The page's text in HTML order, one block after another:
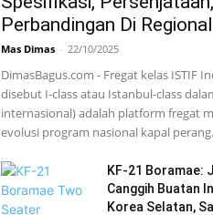
Perbandingan Di Regional
Mas Dimas - 22/10/2025
DimasBagus.com - Fregat kelas ISTIF
disebut I-class atau Istanbul-class
internasional) adalah platform fregat
evolusi program nasional kapal
KF-21 Boramae:
Canggih Buatan
Korea Selatan,